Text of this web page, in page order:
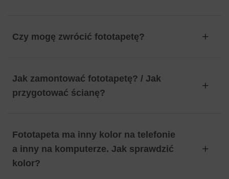
Czy mogę zwrócić fototapetę?
Jak zamontować fototapetę? / Jak
przygotować ścianę?
Fototapeta ma inny kolor na telefonie
a inny na komputerze. Jak sprawdzić
kolor?